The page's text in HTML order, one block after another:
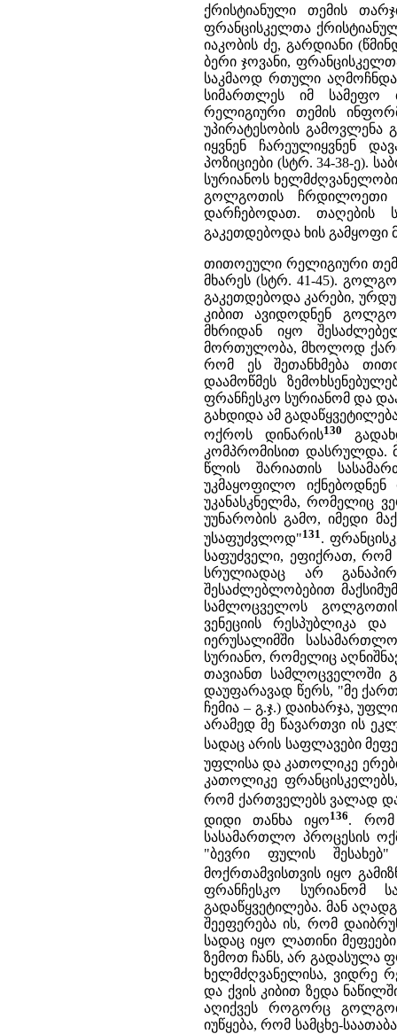
ქრისტიანული თემის
ფრანცისკელთა
იაკობის ძე, გარდიანი
ბერი ჯოვანი,
საკმაოდ რთული
სიმართლეს იმ სამეფო
რელიგიური თემის
უპირატესობის გამოვლენა
იყვნენ ჩარეულიყვნენ
პოზიციები (სტრ. 34-38-ე).
სურიანოს
გოლგოთის ჩრდილოეთი
დარჩებოდათ. თაღების
გაკეთდებოდა ხის გამყოფი
თითოეული რელიგიური
მხარეს (სტრ. 41-45).
გაკეთდებოდა კარები,
კიბით ავიდოდნენ
მხრიდან იყო
მორთულობა, მხოლოდ
რომ ეს შეთანხმება
დაამოწმეს
ფრანჩესკო სურიანომ და
გახდიდა ამ
ოქროს დინარის130
კომპრომისით დასრულდა.
წლის შარიათის
უკმაყოფილო
უკანასკნელმა, რომელიც
უუნარობის გამო, იმედი
უსაფუძვლოდ"131.
საფუძველი, ეფიქრათ,
სრულიადაც არ
შესაძლებლობებით
სამლოცველოს
ვენეციის რესპუბლიკა
იერუსალიმში
სურიანო, რომელიც
თავიანთ სამლოცველოში
დაუფარავად წერს, "მე
ჩემია – გ.ჯ.) დაიხარჯა,
არამედ მე წავართვი ის
სადაც არის საფლავები
უფლისა და კათოლიკე
კათოლიკე
რომ ქართველებს ვალად
დიდი თანხა იყო136. რომ
სასამართლო პროცესის
"ბევრი ფულის
მოქრთამვისთვის იყო
ფრანჩესკო სურიანომ
გადაწყვეტილება. მან
შეეფერება ის, რომ
სადაც იყო ლათინი
ზემოთ ჩანს, არ გადასულა
ხელმძღვანელისა, ვიდრე
და ქვის კიბით ზედა
აღიქვეს როგორც
იუწყება, რომ სამცხე-